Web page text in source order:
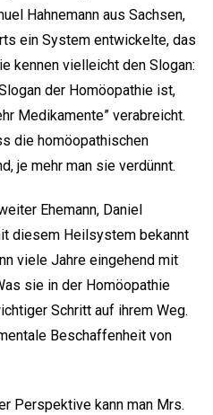
Hahnemann aus Sachsen,
ein System entwickelte, das
kennen vielleicht den Slogan:
der Homöopathie ist,
Medikamente” verabreicht.
die homöopathischen
je mehr man sie verdünnt.
Ehemann, Daniel
diesem Heilsystem bekannt
viele Jahre eingehend mit
sie in der Homöopathie
Schritt auf ihrem Weg.
Beschaffenheit von
Perspektive kann man Mrs.